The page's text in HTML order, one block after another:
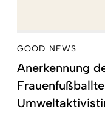
GOOD NEWS
Anerkennung